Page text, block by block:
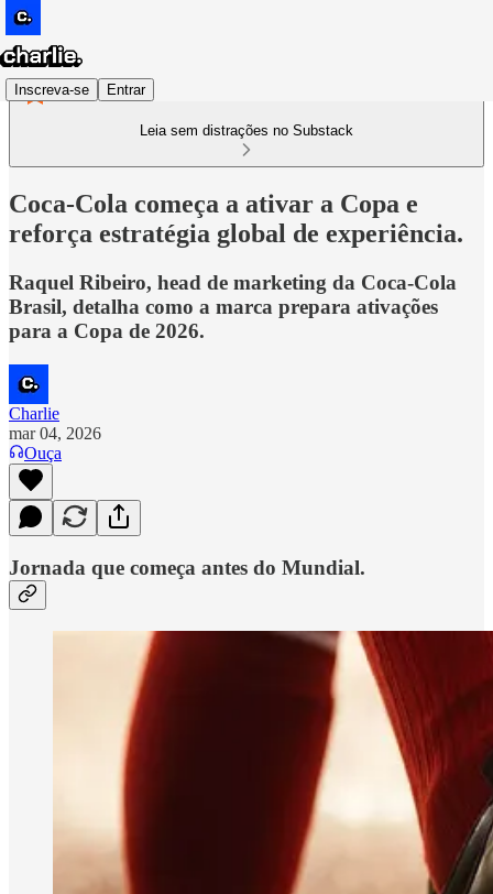
Inscreva-se Entrar
Leia sem distrações no Substack
Coca-Cola começa a ativar a Copa e
reforça estratégia global de experiência.
Raquel Ribeiro, head de marketing da Coca-Cola
Brasil, detalha como a marca prepara ativações
para a Copa de 2026.
Charlie
mar 04, 2026
Ouça
Jornada que começa antes do Mundial.